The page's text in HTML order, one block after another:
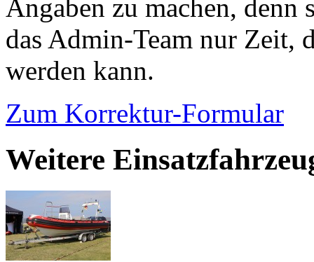
Angaben zu machen,
das Admin-Team nur Zeit,
werden kann.
Zum Korrektur-Formular
Weitere